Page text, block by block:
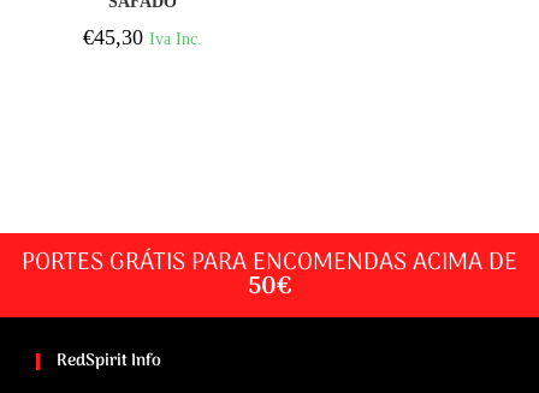
€45,30 Iva Inc.
PORTES GRÁTIS PARA ENCOMENDAS ACIMA DE
50€
RedSpirit Info